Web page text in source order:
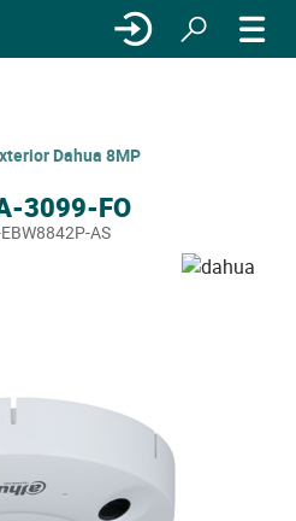
Dahua 8MP
3099-FO
AS